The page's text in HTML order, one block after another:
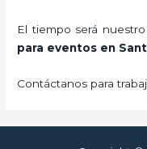
El tiempo será
para eventos en
Contáctanos para